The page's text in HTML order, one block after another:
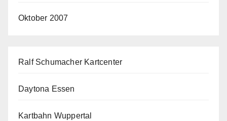
Oktober 2007
Ralf Schumacher Kartcenter
Daytona Essen
Kartbahn Wuppertal